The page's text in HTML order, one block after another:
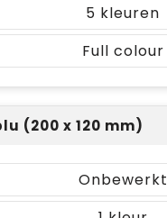
5
Full colour
(200 x 120 mm)
Onbewerkt